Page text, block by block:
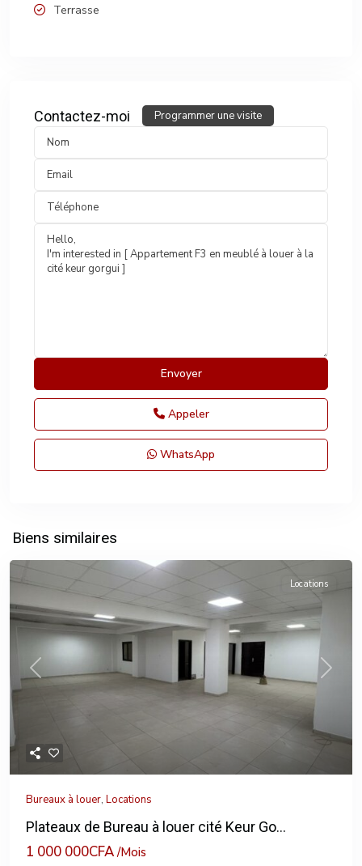
Terrasse
Contactez-moi Programmer une visite
Appeler
WhatsApp
Biens similaires
Previous Next
Locations
Bureaux à louer, Locations
Plateaux de Bureau à louer cité Keur Go...
1 000 000CFA/Mois